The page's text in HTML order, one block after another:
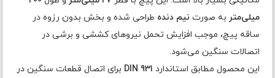
میلی‌متر به صورت نیم دنده طراحی شده و بخش بدون رزوه در
ساقه پیچ، موجب افزایش تحمل نیروهای کششی و برشی در
اتصالات سنگین می‌شود.
این محصول مطابق استاندارد DIN 931 برای اتصال قطعات سنگین در